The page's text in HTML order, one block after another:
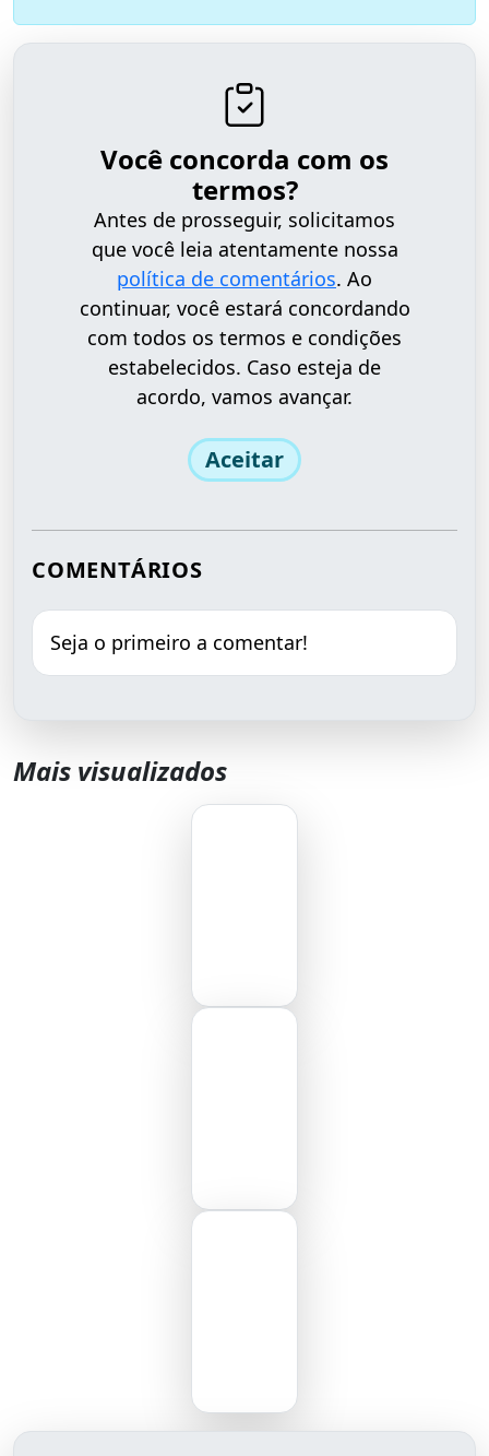
Você concorda com os
termos?
Antes de prosseguir, solicitamos
que você leia atentamente nossa
política de comentários. Ao
continuar, você estará concordando
com todos os termos e condições
estabelecidos. Caso esteja de
acordo, vamos avançar.
Aceitar
COMENTÁRIOS
Seja o primeiro a comentar!
Mais visualizados